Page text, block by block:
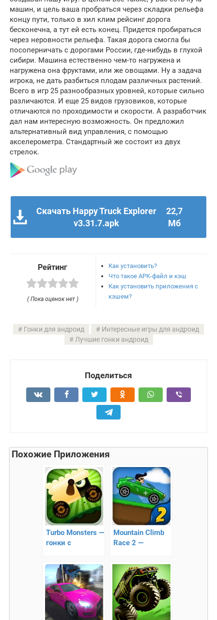
машин, и цель ваша пробраться через складки рельефа
концу пути, только в хил клим рейсинг дорога
бесконечна, а тут ей есть конец. Придется пробираться
через неровности рельефа. Такая дорога смогла бы
посоперничать с дорогами России, где-нибудь в глухой
сибири. Машина естественно чем-то нагружена и
нагружена она фруктами, или же овощами. Ну а задача
игрока, не дать разбиться плодам различных растений.
Всего в игр 25 разнообразных уровней, которые сильно
различаются. И еще 25 видов грузовиков, которые
отличаются по проходимости и скорости. А разработчик
дал нам интересную возможность. Он предложил
альтернативный вид управления, с помощью
акселерометра. Стандартный же состоит из двух
стрелок.
Скачать Happy Truck Explorer
v3.31.7.apk
22,7
Мб
Рейтинг
( Пока оценок нет )
Как установить?
Что такое APK-файл и кэш
Как установить приложения с
кэшем?
Гонки для андроид
Интересные игры для андроид
Лучшие гонки андроид
Поделиться
Похожие Приложения
Turbo Monsters —
гонки с
физикой
Mountain Climb
Race 2 —
Hill Climb Racing